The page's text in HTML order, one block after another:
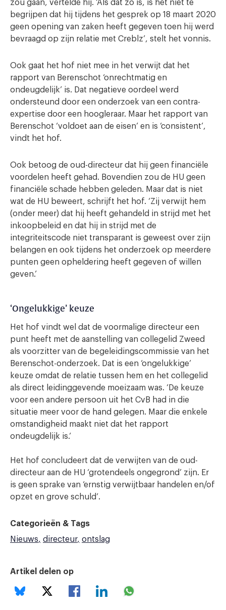
zou gaan, vertelde hij. ‘Als dat zo is, is het niet te
begrijpen dat hij tijdens het gesprek op 18 maart 2020
geen opening van zaken heeft gegeven toen hij werd
bevraagd op zijn relatie met Creblz’, stelt het vonnis.
Ook gaat het hof niet mee in het verwijt dat het
rapport van Berenschot ‘onrechtmatig en
ondeugdelijk’ is. Dat negatieve oordeel werd
ondersteund door een onderzoek van een contra-
expertise door een hoogleraar. Maar het rapport van
Berenschot ‘voldoet aan de eisen’ en is ‘consistent’,
vindt het hof.
Ook betoog de oud-directeur dat hij geen financiële
voordelen heeft gehad. Bovendien zou de HU geen
financiële schade hebben geleden. Maar dat is niet
wat de HU beweert, schrijft het hof. ‘Zij verwijt hem
(onder meer) dat hij heeft gehandeld in strijd met het
inkoopbeleid en dat hij in strijd met de
integriteitscode niet transparant is geweest over zijn
belangen en ook tijdens het onderzoek op meerdere
punten geen opheldering heeft gegeven of willen
geven.’
‘Ongelukkige’ keuze
Het hof vindt wel dat de voormalige directeur een
punt heeft met de aanstelling van collegelid Zweed
als voorzitter van de begeleidingscommissie van het
Berenschot-onderzoek. Dat is een ‘ongelukkige’
keuze omdat de relatie tussen hem en het collegelid
als direct leidinggevende moeizaam was. ‘De keuze
voor een andere persoon uit het CvB had in die
situatie meer voor de hand gelegen. Maar die enkele
omstandigheid maakt niet dat het rapport
ondeugdelijk is.’
Het hof concludeert dat de verwijten van de oud-
directeur aan de HU ‘grotendeels ongegrond’ zijn. Er
is geen sprake van ‘ernstig verwijtbaar handelen en/of
opzet en grove schuld’.
Categorieën & Tags
Nieuws
directeur ontslag
Artikel delen op